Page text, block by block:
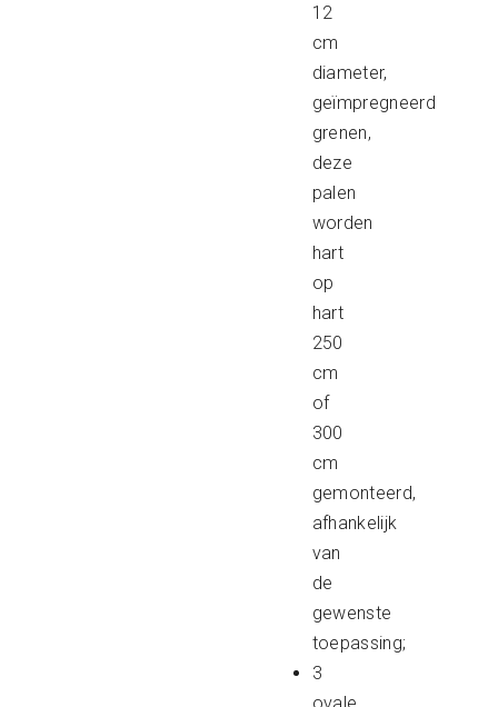
12
cm
diameter,
geïmpregneerd
grenen,
deze
palen
worden
hart
op
hart
250
cm
of
300
cm
gemonteerd,
afhankelijk
van
de
gewenste
toepassing;
3